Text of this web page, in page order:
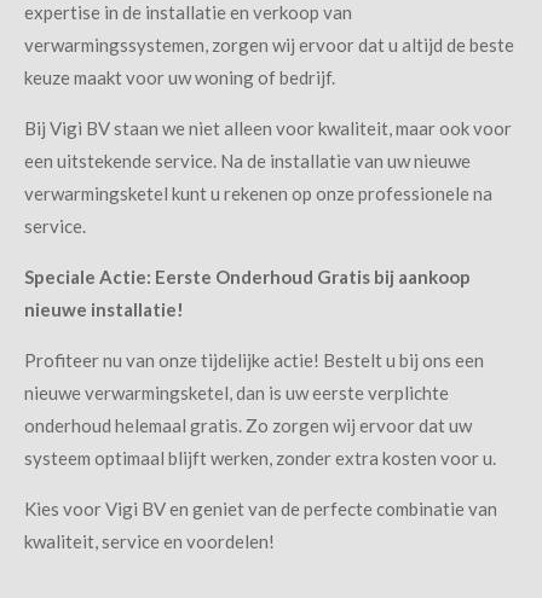
expertise in de installatie en verkoop van
verwarmingssystemen, zorgen wij ervoor dat u altijd de beste
keuze maakt voor uw woning of bedrijf.
Bij Vigi BV staan we niet alleen voor kwaliteit, maar ook voor
een uitstekende service. Na de installatie van uw nieuwe
verwarmingsketel kunt u rekenen op onze professionele na
service.
Speciale Actie: Eerste Onderhoud Gratis bij aankoop
nieuwe installatie!
Profiteer nu van onze tijdelijke actie! Bestelt u bij ons een
nieuwe verwarmingsketel, dan is uw eerste verplichte
onderhoud helemaal gratis. Zo zorgen wij ervoor dat uw
systeem optimaal blijft werken, zonder extra kosten voor u.
Kies voor Vigi BV en geniet van de perfecte combinatie van
kwaliteit, service en voordelen!